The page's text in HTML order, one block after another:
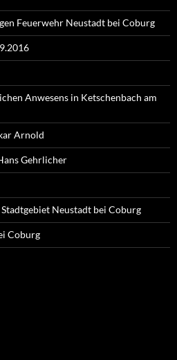
Feuerwehr Neustadt bei Coburg
Anwesens in Ketschenbach am
Arnold
Gehrlicher
Neustadt bei Coburg
Coburg